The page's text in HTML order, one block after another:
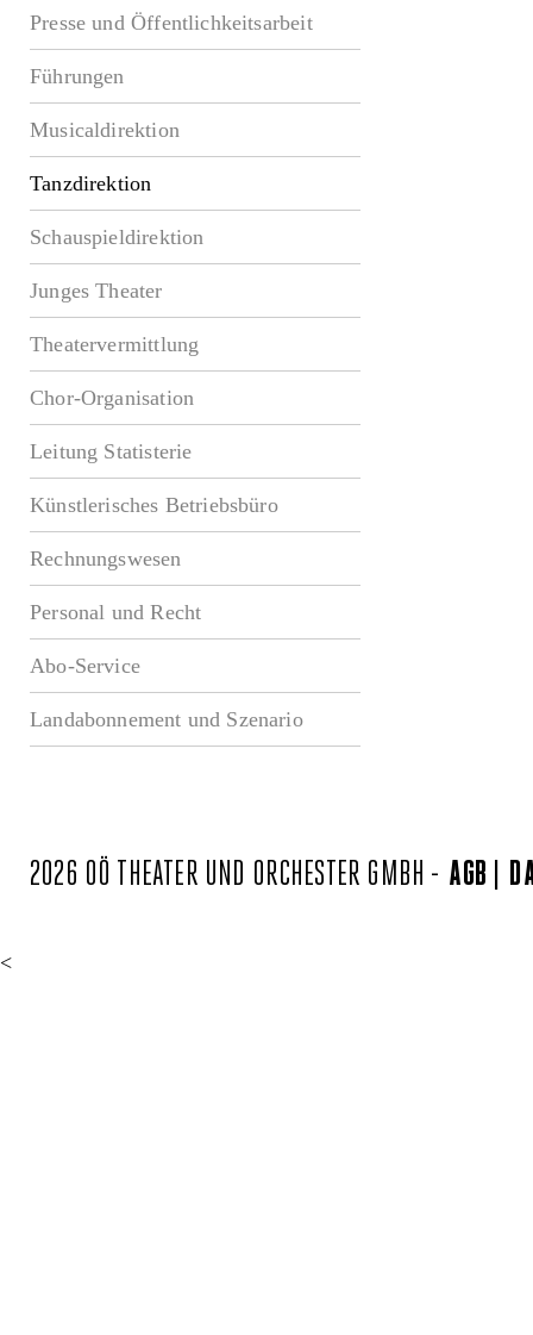
Presse und Öffentlichkeitsarbeit
Führungen
Musicaldirektion
Tanzdirektion
Schauspieldirektion
Junges Theater
Theatervermittlung
Chor-Organisation
Leitung Statisterie
Künstlerisches Betriebsbüro
Rechnungswesen
Personal und Recht
Abo-Service
Landabonnement und Szenario
2026 OÖ THEATER UND ORCHESTER GMBH - AGB
<